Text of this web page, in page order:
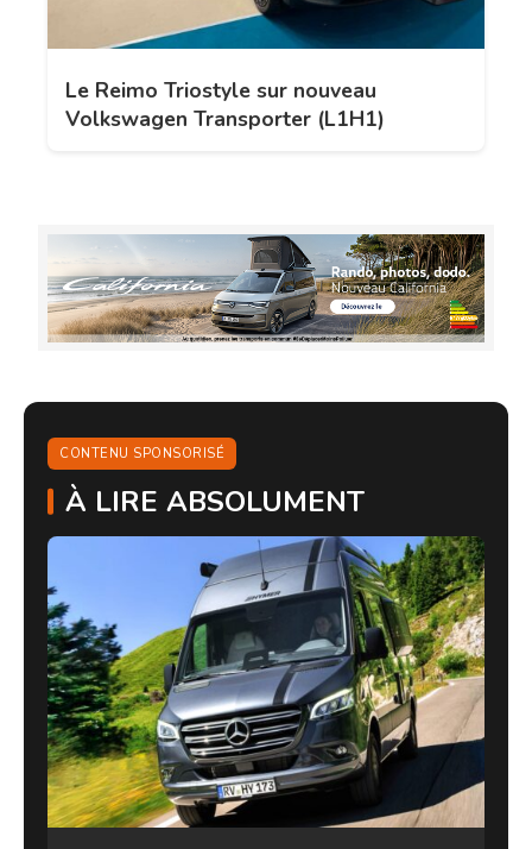
Le Reimo Triostyle sur nouveau
Volkswagen Transporter (L1H1)
CONTENU SPONSORISÉ
À LIRE ABSOLUMENT